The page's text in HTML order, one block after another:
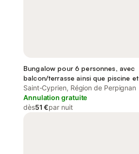
Bungalow pour 6 personnes, avec
balcon/terrasse ainsi que piscine et
terrasse
Saint-Cyprien, Région de Perpignan
Annulation gratuite
dès51 €par nuit